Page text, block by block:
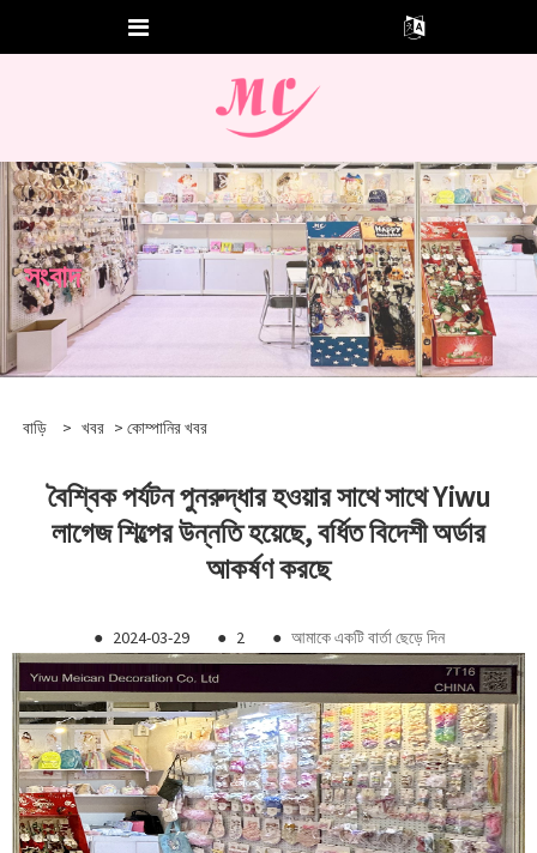
সংবাদ
বাড়ি > খবর > কোম্পানির খবর
বৈশ্বিক পর্যটন পুনরুদ্ধার হওয়ার সাথে সাথে Yiwu
লাগেজ শিল্পের উন্নতি হয়েছে, বর্ধিত বিদেশী অর্ডার
আকর্ষণ করছে
● 2024-03-29 ● 2 ● আমাকে একটি বার্তা ছেড়ে দিন